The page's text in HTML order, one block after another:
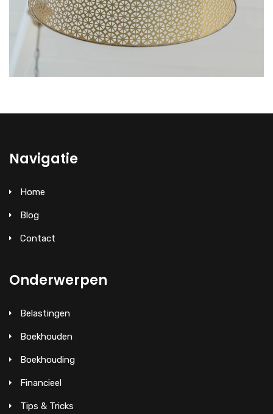
Navigatie
Home
Blog
Contact
Onderwerpen
Belastingen
Boekhouden
Boekhouding
Financieel
Tips & Tricks